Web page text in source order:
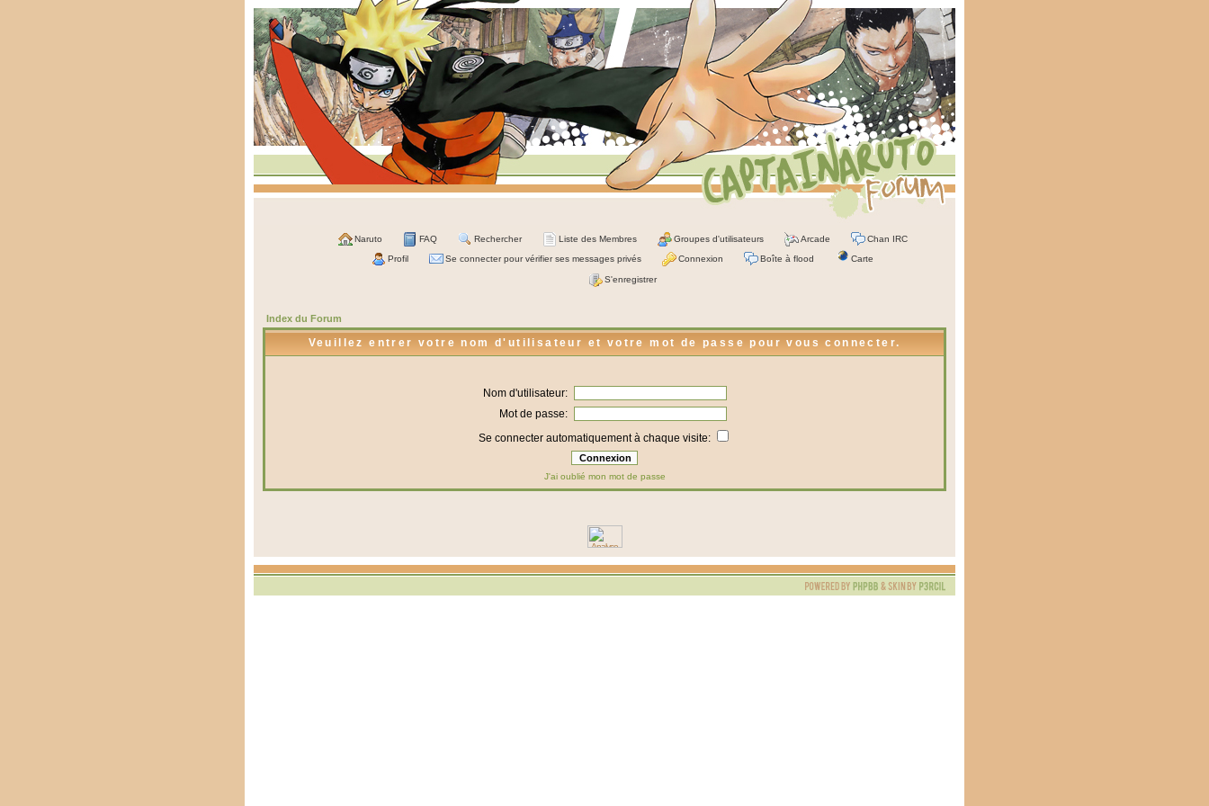
Naruto FAQ Rechercher Liste des Membres Groupes d'utilisateurs Arcade Chan IRC
Profil Se connecter pour vérifier ses messages privés Connexion Boîte à flood Carte
S'enregistrer
Index du Forum
Veuillez entrer votre nom d'utilisateur et votre mot de passe pour vous connecter.
Nom d'utilisateur:
Mot de passe:
Se connecter automatiquement à chaque visite:
J'ai oublié mon mot de passe